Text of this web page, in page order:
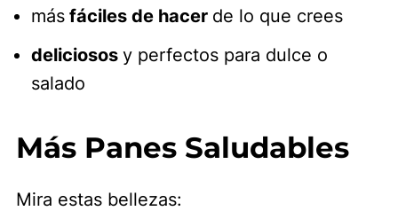
másfáciles de hacer de lo que crees
deliciosos y perfectos para dulce o
salado
Más Panes Saludables
Mira estas bellezas: